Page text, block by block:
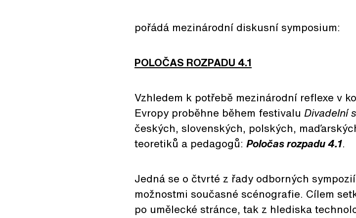
pořádá mezinárodní diskusní symposium:
POLOČAS ROZPADU 4.1
Vzhledem k potřebě mezinárodní reflexe v
Evropy proběhne během festivalu Divadelní
českých, slovenských, polských,
teoretiků a pedagogů: Poločas rozpadu 4.1.
Jedná se o čtvrté z řady odborných
možnostmi současné scénografie. Cílem
po umělecké stránce, tak z hlediska